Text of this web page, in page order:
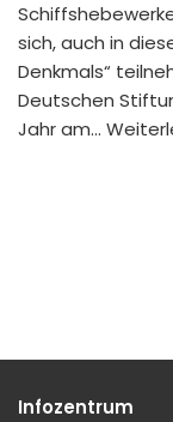
sich, auch in
Denkmals“
Deutschen
Jahr am…
Infozentrum